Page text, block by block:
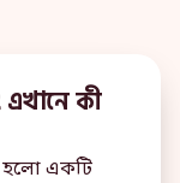
কী
হলো একটি